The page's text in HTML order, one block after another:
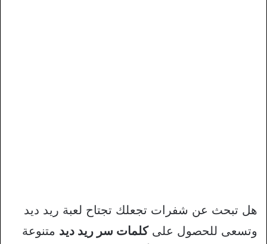
هل تبحث عن شفرات تجعلك تجتاح لعبة ريد ديد
وتسعى للحصول علىكلمات سر ريد ديد متنوعة